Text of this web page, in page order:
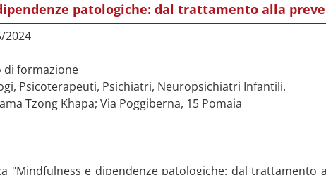
patologiche: dal trattamento alla
2024
di formazione
Psicoterapeuti, Psichiatri, Neuropsichiatri Infantili.
Tzong Khapa; Via Poggiberna, 15 Pomaia
"Mindfulness e dipendenze patologiche: dal trattamento